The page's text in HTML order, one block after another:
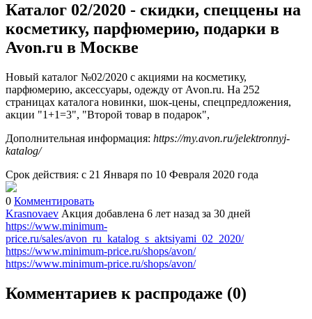
Каталог 02/2020 - скидки, спеццены на
косметику, парфюмерию, подарки в
Avon.ru в Москве
Новый каталог №02/2020 с акциями на косметику,
парфюмерию, аксессуары, одежду от Avon.ru. На 252
страницах каталога новинки, шок-цены, спецпредложения,
акции "1+1=3", "Второй товар в подарок",
Дополнительная информация: https://my.avon.ru/jelektronnyj-
katalog/
Срок действия: с 21 Января по 10 Февраля 2020 года
0 Комментировать
Krasnovaev Акция добавлена 6 лет назад за 30 дней
https://www.minimum-
price.ru/sales/avon_ru_katalog_s_aktsiyami_02_2020/
https://www.minimum-price.ru/shops/avon/
https://www.minimum-price.ru/shops/avon/
Комментариев к распродаже (0)